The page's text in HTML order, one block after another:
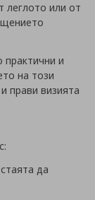
леглото или от
практични и
на този
прави визията
да